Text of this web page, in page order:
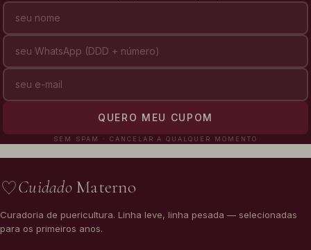
QUERO MEU CUPOM
SEM SPAM · CANCELAR A QUALQUER MOMENTO
Cuidado Materno
Curadoria de puericultura. Linha leve, linha pesada — selecionadas
para os primeiros anos.